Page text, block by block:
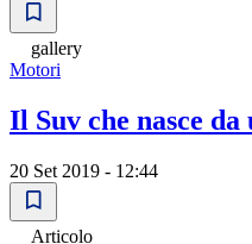
gallery
Motori
Il Suv che nasce da
20 Set 2019 - 12:44
Articolo